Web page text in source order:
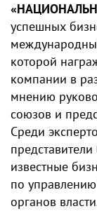
успешных
которой
компании в
мнению
союзов и
Среди
известные
по
органов